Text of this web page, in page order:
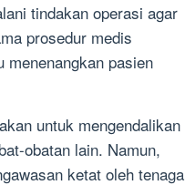
tindakan operasi agar
prosedur medis
menenangkan pasien
untuk mengendalikan
obatan lain. Namun,
ketat oleh tenaga